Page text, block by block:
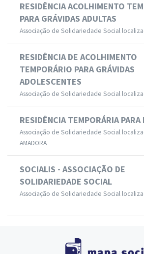
RESIDÊNCIA ACOLHIMENTO
PARA GRÁVIDAS ADULTAS
Associação de Solidariedade Social
RESIDÊNCIA DE ACOLHIMENTO
TEMPORÁRIO PARA GRÁVIDAS
ADOLESCENTES
Associação de Solidariedade Social
RESIDÊNCIA TEMPORÁRIA PARA
Associação de Solidariedade Social
AMADORA
SOCIALIS - ASSOCIAÇÃO DE
SOLIDARIEDADE SOCIAL
Associação de Solidariedade Social